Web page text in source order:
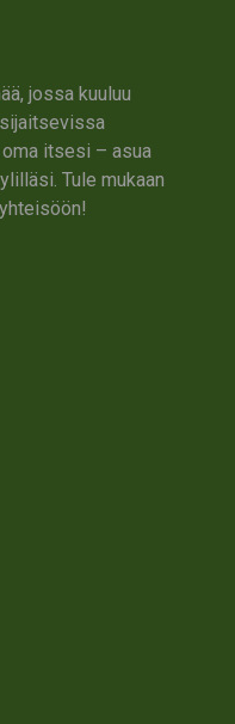
jossa kuuluu
itsesi – asua
Tule mukaan